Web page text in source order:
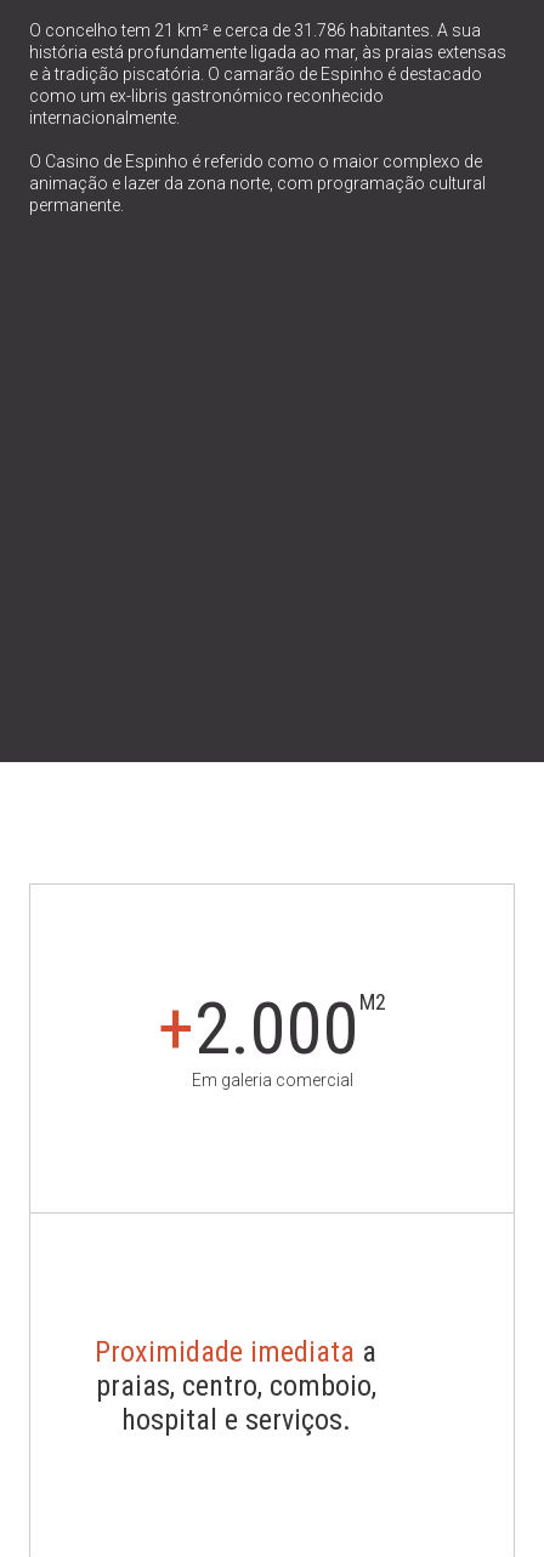
O concelho tem 21 km² e cerca de 31.786 habitantes. A sua
história está profundamente ligada ao mar, às praias extensas
e à tradição piscatória. O camarão de Espinho é destacado
como um ex-libris gastronómico reconhecido
internacionalmente.
O Casino de Espinho é referido como o maior complexo de
animação e lazer da zona norte, com programação cultural
permanente.
+2.000 M2
Em galeria comercial
Proximidade imediata a
praias, centro, comboio,
hospital e serviços.